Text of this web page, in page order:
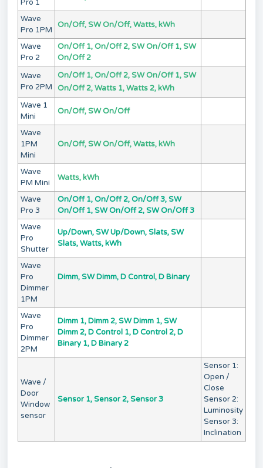
Pro 1
Wave
Pro 1PM
On/Off, SW On/Off, Watts, kWh
Wave
Pro 2
On/Off 1, On/Off 2, SW On/Off 1, SW
On/Off 2
Wave
Pro 2PM
On/Off 1, On/Off 2, SW On/Off 1, SW
On/Off 2, Watts 1, Watts 2, kWh
Wave 1
Mini
On/Off, SW On/Off
Wave
1PM
Mini
On/Off, SW On/Off, Watts, kWh
Wave
PM Mini
Watts, kWh
Wave
Pro 3
On/Off 1, On/Off 2, On/Off 3, SW
On/Off 1, SW On/Off 2, SW On/Off 3
Wave
Pro
Shutter
Up/Down, SW Up/Down, Slats, SW
Slats, Watts, kWh
Wave
Pro
Dimmer
1PM
Dimm, SW Dimm, D Control, D Binary
Wave
Pro
Dimmer
2PM
Dimm 1, Dimm 2, SW Dimm 1, SW
Dimm 2, D Control 1, D Control 2, D
Binary 1, D Binary 2
Wave /
Door
Window
sensor
Sensor 1, Sensor 2, Sensor 3
Sensor 1:
Open /
Close
Sensor 2:
Luminosity
Sensor 3:
Inclination